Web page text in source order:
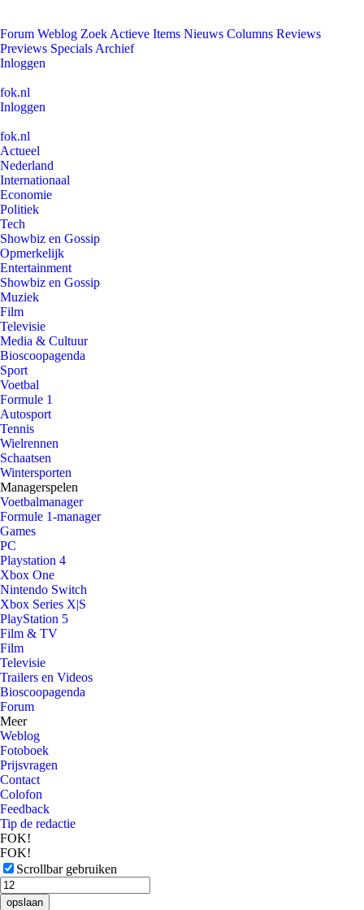
Forum Weblog Zoek Actieve Items Nieuws Columns Reviews
Previews Specials Archief
Inloggen
fok.nl
Inloggen
fok.nl
Actueel
Nederland
Internationaal
Economie
Politiek
Tech
Showbiz en Gossip
Opmerkelijk
Entertainment
Showbiz en Gossip
Muziek
Film
Televisie
Media & Cultuur
Bioscoopagenda
Sport
Voetbal
Formule 1
Autosport
Tennis
Wielrennen
Schaatsen
Wintersporten
Managerspelen
Voetbalmanager
Formule 1-manager
Games
PC
Playstation 4
Xbox One
Nintendo Switch
Xbox Series X|S
PlayStation 5
Film & TV
Film
Televisie
Trailers en Videos
Bioscoopagenda
Forum
Meer
Weblog
Fotoboek
Prijsvragen
Contact
Colofon
Feedback
Tip de redactie
FOK!
FOK!
Scrollbar gebruiken
opslaan